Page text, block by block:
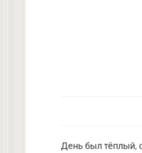
День был тёплый,